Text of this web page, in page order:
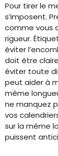
Pour tirer le
s’imposent.
comme vous
rigueur.
éviter
doit être
éviter toute
peut aider à
même
ne manquez
vos
sur la même
puissent